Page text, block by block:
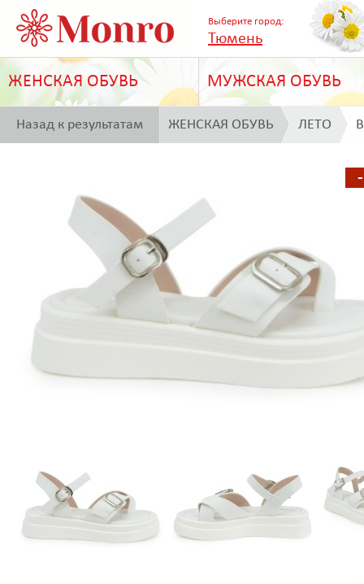
Выберите город:
Тюмень
ЖЕНСКАЯ ОБУВЬ МУЖСКАЯ ОБУВЬ
Назад к результатам ЖЕНСКАЯ ОБУВЬ ЛЕТО